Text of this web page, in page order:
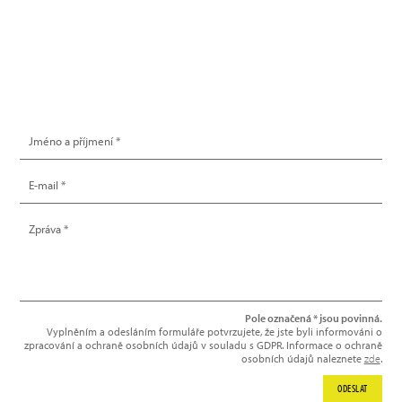
Pole označená * jsou povinná.
Vyplněním a odesláním formuláře potvrzujete, že jste byli informováni o
zpracování a ochraně osobních údajů v souladu s GDPR. Informace o ochraně
osobních údajů naleznete zde.
ODESLAT